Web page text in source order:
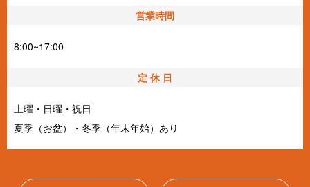
営業時間
8:00~17:00
定 休 日
土曜・日曜・祝日
夏季（お盆）・冬季（年末年始）あり